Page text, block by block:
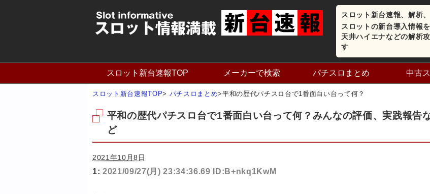
スロット新台速報、解析
スロットの新台導入情報
天井ハイエナなどの解析
す
スロット新台速報TOP メーカーで検索 パチスロまとめ 中古
スロット新台速報TOP> パチスロまとめ>平和の歴代パチスロ台で1番面白い台って何？
平和の歴代パチスロ台で1番面白い台って何？みんなの評価、実践報告
ど
2021年10月8日
1: 2021/09/27(月) 23:34:36.69 ID:B+nkq1KwM